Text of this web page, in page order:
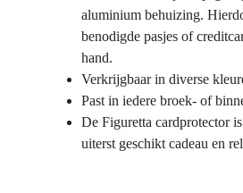
aluminium behuizing.
benodigde pasjes of
hand.
Verkrijgbaar in diverse
Past in iedere broek- of
De Figuretta cardprotector
uiterst geschikt cadeau en